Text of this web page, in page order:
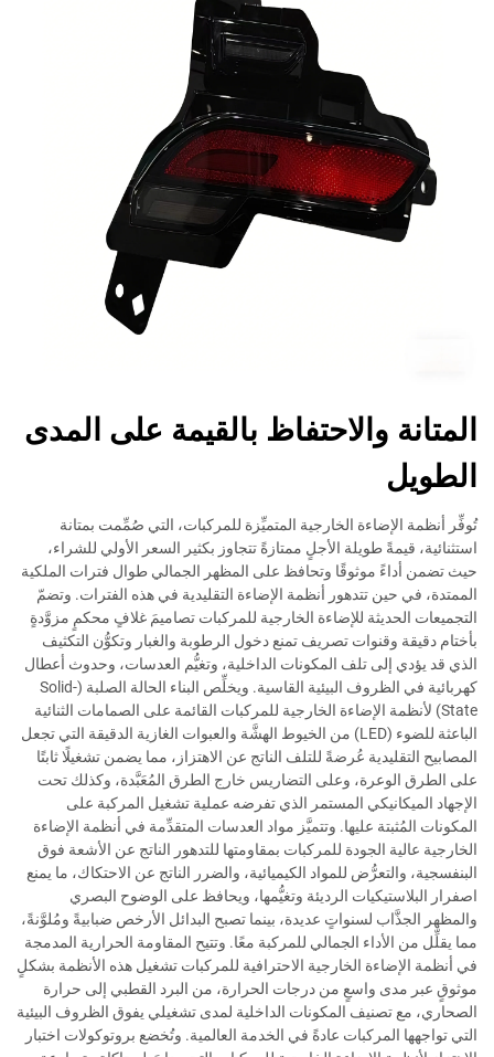
المتانة والاحتفاظ بالقيمة على المدى
الطويل
تُوفِّر أنظمة الإضاءة الخارجية المتميِّزة للمركبات، التي صُمِّمت بمتانة
استثنائية، قيمةً طويلة الأجلٍ ممتازةً تتجاوز بكثير السعر الأولي للشراء،
حيث تضمن أداءً موثوقًا وتحافظ على المظهر الجمالي طوال فترات الملكية
الممتدة، في حين تتدهور أنظمة الإضاءة التقليدية في هذه الفترات. وتضمّ
التجميعات الحديثة للإضاءة الخارجية للمركبات تصاميمَ غلافٍ محكمٍ مزوَّدةٍ
بأختام دقيقة وقنوات تصريف تمنع دخول الرطوبة والغبار وتكوُّن التكثيف
الذي قد يؤدي إلى تلف المكونات الداخلية، وتغيُّم العدسات، وحدوث أعطال
كهربائية في الظروف البيئية القاسية. ويخلِّص البناء الحالة الصلبة (Solid-
State) لأنظمة الإضاءة الخارجية للمركبات القائمة على الصمامات الثنائية
الباعثة للضوء (LED) من الخيوط الهشَّة والعبوات الغازية الدقيقة التي تجعل
المصابيح التقليدية عُرضةً للتلف الناتج عن الاهتزاز، مما يضمن تشغيلًا ثابتًا
على الطرق الوعرة، وعلى التضاريس خارج الطرق المُعَبَّدة، وكذلك تحت
الإجهاد الميكانيكي المستمر الذي تفرضه عملية تشغيل المركبة على
المكونات المُثبتة عليها. وتتميَّز مواد العدسات المتقدِّمة في أنظمة الإضاءة
الخارجية عالية الجودة للمركبات بمقاومتها للتدهور الناتج عن الأشعة فوق
البنفسجية، والتعرُّض للمواد الكيميائية، والضرر الناتج عن الاحتكاك، ما يمنع
اصفرار البلاستيكيات الرديئة وتغيُّمها، ويحافظ على الوضوح البصري
والمظهر الجذَّاب لسنواتٍ عديدة، بينما تصبح البدائل الأرخص ضبابيةً ومُلوَّنةً،
مما يقلِّل من الأداء الجمالي للمركبة معًا. وتتيح المقاومة الحرارية المدمجة
في أنظمة الإضاءة الخارجية الاحترافية للمركبات تشغيل هذه الأنظمة بشكلٍ
موثوقٍ عبر مدى واسعٍ من درجات الحرارة، من البرد القطبي إلى حرارة
الصحاري، مع تصنيف المكونات الداخلية لمدى تشغيلي يفوق الظروف البيئية
التي تواجهها المركبات عادةً في الخدمة العالمية. وتُخضع بروتوكولات اختبار